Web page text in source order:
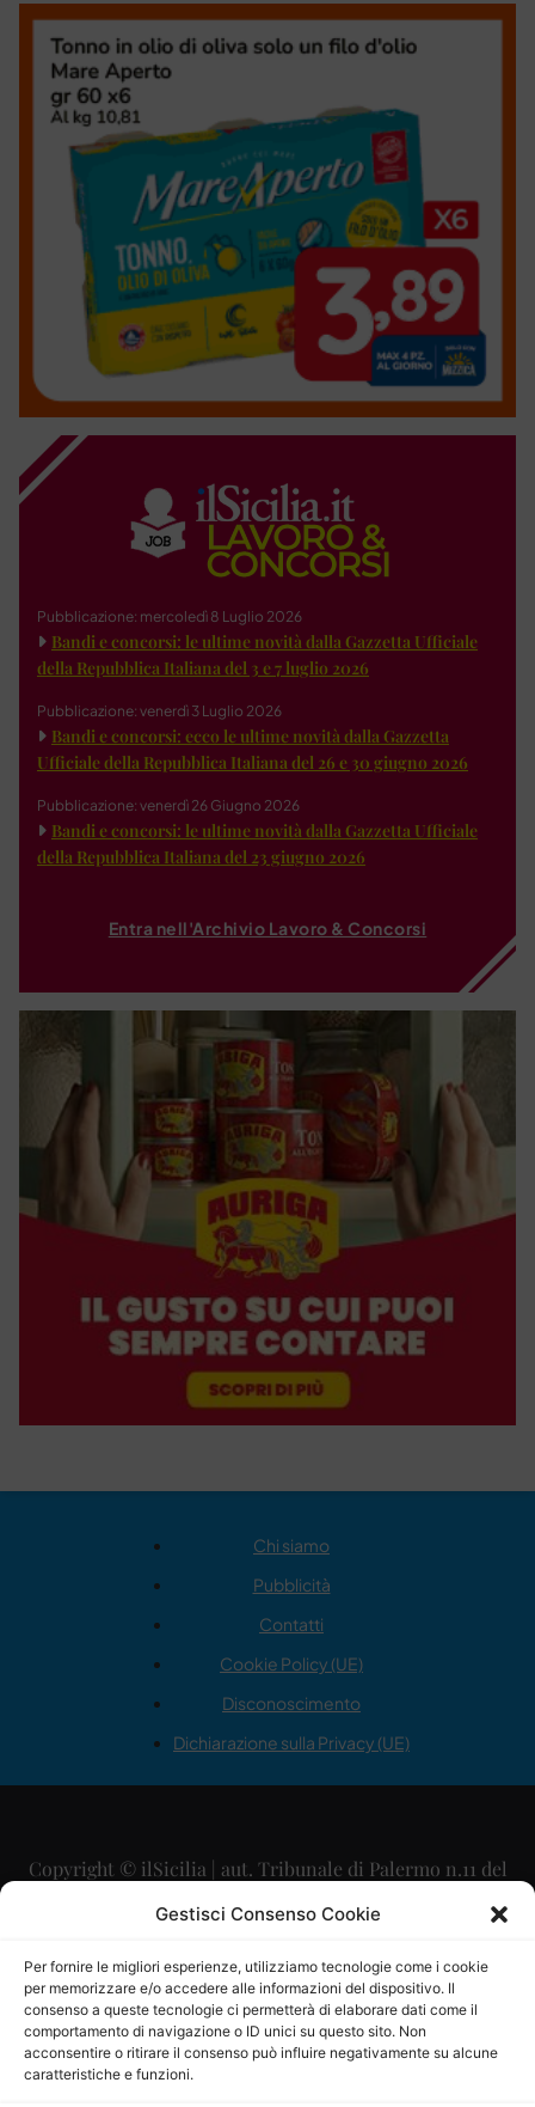
Gestisci Consenso Cookie
Per fornire le migliori esperienze, utilizziamo tecnologie come i cookie
per memorizzare e/o accedere alle informazioni del dispositivo. Il
consenso a queste tecnologie ci permetterà di elaborare dati come il
comportamento di navigazione o ID unici su questo sito. Non
acconsentire o ritirare il consenso può influire negativamente su alcune
caratteristiche e funzioni.
Pubblicazione: mercoledì 8 Luglio 2026
Bandi e concorsi: le ultime novità dalla Gazzetta Ufficiale
della Repubblica Italiana del 3 e 7 luglio 2026
Pubblicazione: venerdì 3 Luglio 2026
Bandi e concorsi: ecco le ultime novità dalla Gazzetta
Ufficiale della Repubblica Italiana del 26 e 30 giugno 2026
Pubblicazione: venerdì 26 Giugno 2026
Bandi e concorsi: le ultime novità dalla Gazzetta Ufficiale
della Repubblica Italiana del 23 giugno 2026
Entra nell'Archivio Lavoro & Concorsi
Chi siamo
Pubblicità
Contatti
Cookie Policy (UE)
Disconoscimento
Dichiarazione sulla Privacy (UE)
Copyright © ilSicilia | aut. Tribunale di Palermo n.11 del
29/09/2015
Direttore Editoriale: Maurizio Scaglione
Direttore Responsabile: Maria Calabrese